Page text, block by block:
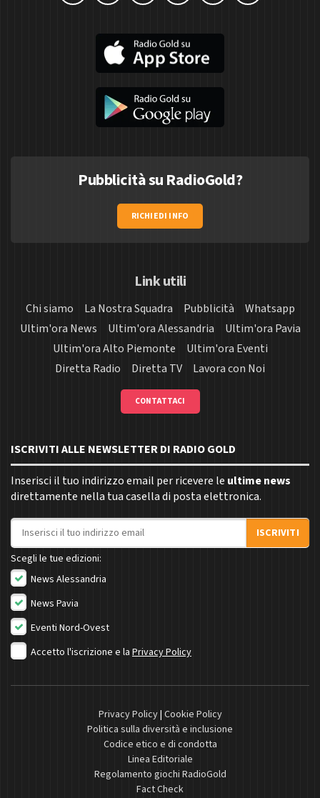
Pubblicità su RadioGold?
RICHIEDI INFO
Link utili
Chi siamo La Nostra Squadra Pubblicità
Whatsapp
Ultim'ora News
Ultim'ora Alessandria
Ultim'ora Pavia
Ultim'ora Alto Piemonte
Ultim'ora Eventi
Diretta Radio
Diretta TV Lavora con Noi
CONTATTACI
ISCRIVITI ALLE NEWSLETTER DI RADIO GOLD
Inserisci il tuo indirizzo email per ricevere le ultime news
direttamente nella tua casella di posta elettronica.
Indirizzo email
ISCRIVITI
Scegli le tue edizioni:
News Alessandria
News Pavia
Eventi Nord-Ovest
Accetto l'iscrizione e la Privacy Policy
Privacy Policy| Cookie Policy
Politica sulla diversità e inclusione
Codice etico e di condotta
Linea Editoriale
Regolamento giochi RadioGold
Fact Check